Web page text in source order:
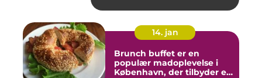
14. jan
Brunch buffet er en
populær madoplevelse i
København, der tilbyder en